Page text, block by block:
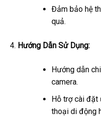
Đảm bảo hệ
quả.
Hướng Dẫn Sử Dụng:
Hướng dẫn
camera.
Hỗ trợ cài đặt
thoại di động